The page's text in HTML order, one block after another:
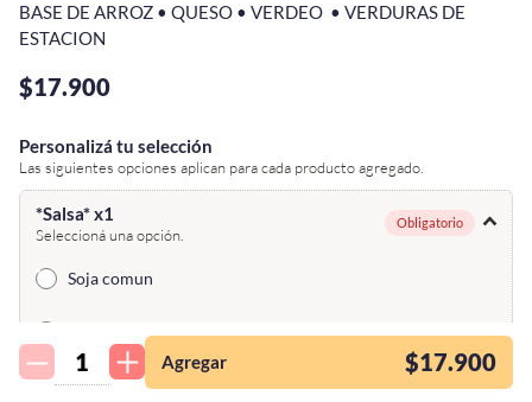
tienda así para mi
emprendimiento!
BASE DE ARROZ • QUESO • VERDEO  • VERDURAS DE
ESTACION
$17.900
Personalizá tu selección
Las siguientes opciones aplican para cada producto agregado.
*Salsa* x1
Seleccioná una opción.
Obligatorio
Soja comun
Agregar $17.900